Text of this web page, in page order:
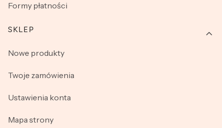
Formy płatności
SKLEP
Nowe produkty
Twoje zamówienia
Ustawienia konta
Mapa strony